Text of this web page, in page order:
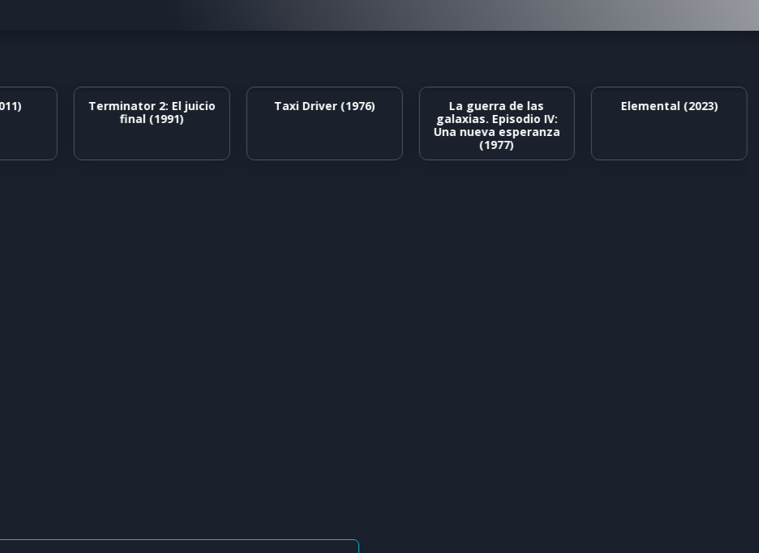
Terminator 2: El juicio
final (1991)
Taxi Driver (1976)
La guerra de las
galaxias. Episodio IV:
Una nueva esperanza
(1977)
Elemental (2023)